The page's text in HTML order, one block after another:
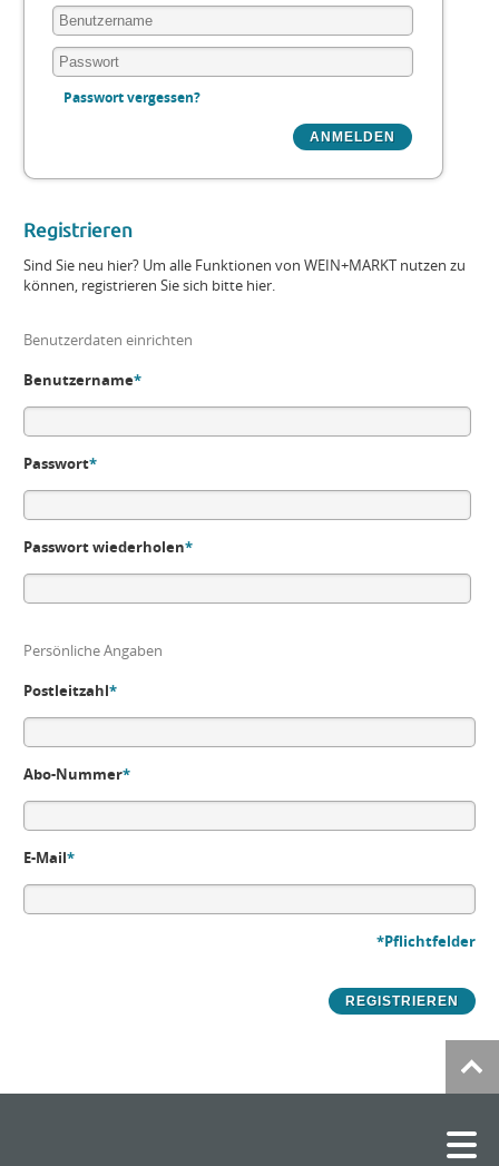
Passwort vergessen?
Registrieren
Sind Sie neu hier? Um alle Funktionen von WEIN+MARKT nutzen zu
können, registrieren Sie sich bitte hier.
Benutzerdaten einrichten
Benutzername*
Passwort*
Passwort wiederholen*
Persönliche Angaben
Postleitzahl*
Abo-Nummer*
E-Mail*
*Pflichtfelder